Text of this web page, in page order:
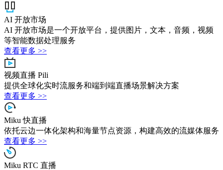
AI 开放市场
AI 开放市场是一个开放平台，提供图片，文本，音频，视频
等智能数据处理服务
查看更多 >>
视频直播 Pili
提供全球化实时流服务和端到端直播场景解决方案
查看更多 >>
Miku 快直播
依托云边一体化架构和海量节点资源，构建高效的流媒体服务
查看更多 >>
Miku RTC 直播